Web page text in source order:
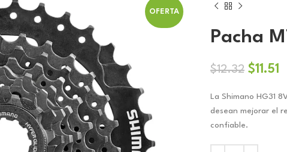
OFERTA
Pacha
$12.32 El
original
era:
$11.51
La Shimano HG31
desean mejorar el
confiable.